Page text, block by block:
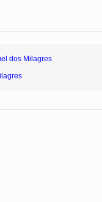
dos Milagres